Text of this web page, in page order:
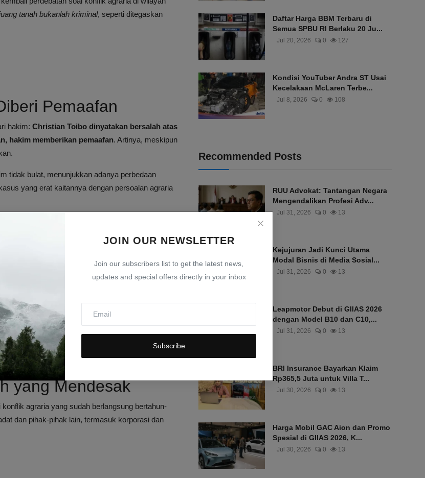
JOIN OUR NEWSLETTER
Join our subscribers list to get the latest news,
updates and special offers directly in your inbox
Subscribe
tanah bukanlah kriminal, seperti ditegaskan
Pemaafan
hakim: Christian Toibo dinyatakan bersalah atas
hakim memberikan pemaafan. Artinya, meskipun
tidak bulat, menunjukkan adanya perbedaan
yang erat kaitannya dengan persoalan agraria
Tanah Bukan
dukungan terhadap Christian Toibo dan seluruh
masyarakat yang memperjuangkan hak atas tanah
budaya masyarakat adat Napu,"
konteks sosial dan historis konflik agraria
dan menghormati hak masyarakat adat.
yang Mendesak
agraria yang sudah berlangsung bertahun-
dan pihak-pihak lain, termasuk korporasi dan
Daftar Harga BBM Terbaru di
Semua SPBU RI Berlaku 20 Ju...
Jul 20, 2026 0 127
Kondisi YouTuber Andra ST Usai
Kecelakaan McLaren Terbe...
Jul 8, 2026 0 108
Recommended Posts
RUU Advokat: Tantangan Negara
Mengendalikan Profesi Adv...
Jul 31, 2026 0 13
Kejujuran Jadi Kunci Utama
Modal Bisnis di Media Sosial...
Jul 31, 2026 0 13
Leapmotor Debut di GIIAS 2026
dengan Model B10 dan C10,...
Jul 31, 2026 0 13
BRI Insurance Bayarkan Klaim
Rp365,5 Juta untuk Villa T...
Jul 30, 2026 0 13
Harga Mobil GAC Aion dan Promo
Spesial di GIIAS 2026, K...
Jul 30, 2026 0 13